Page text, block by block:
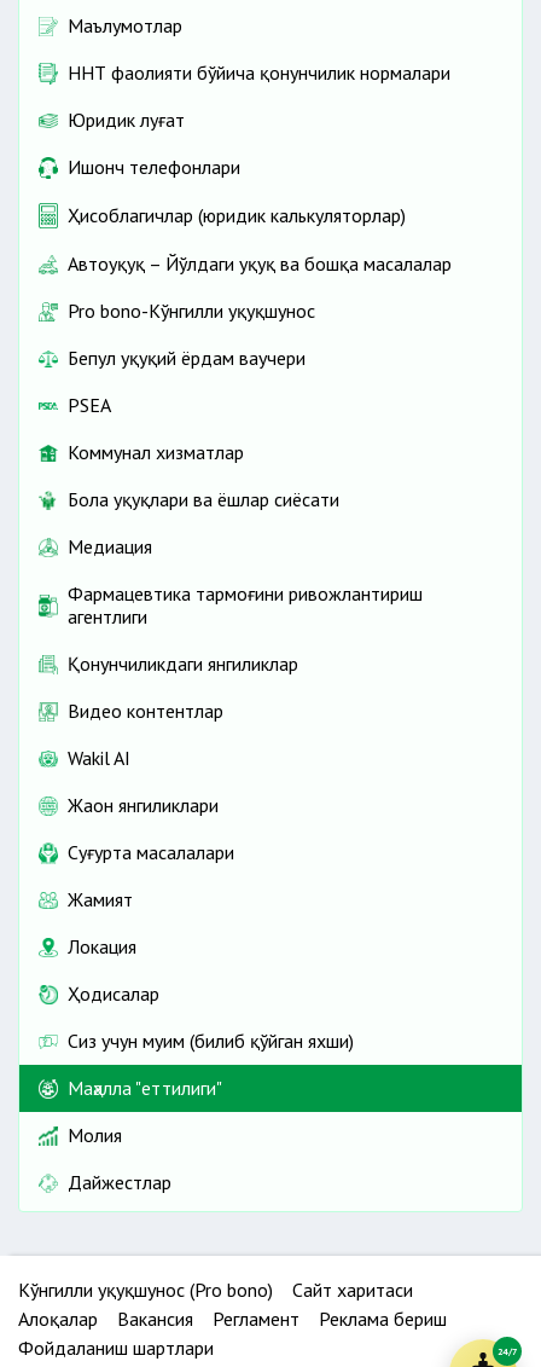
Маълумотлар
ННТ фаолияти бўйича қонунчилик нормалари
Юридик луғат
Ишонч телефонлари
Ҳисоблагичлар (юридик калькуляторлар)
Автоҳуқуқ – Йўлдаги ҳуқуқ ва бошқа масалалар
Pro bono-Кўнгилли ҳуқуқшунос
Бепул ҳуқуқий ёрдам ваучери
PSEA
Коммунал хизматлар
Бола ҳуқуқлари ва ёшлар сиёсати
Медиация
Фармацевтика тармоғини ривожлантириш
агентлиги
Қонунчиликдаги янгиликлар
Видео контентлар
Wakil AI
Жаҳон янгиликлари
Cуғурта масалалари
Жамият
Локация
Ҳодисалар
Сиз учун муҳим (билиб қўйган яхши)
Маҳалла "еттилиги"
Молия
Дайжестлар
Кўнгилли ҳуқуқшунос (Pro bono)
Сайт харитаси
Алоқалар
Вакансия Регламент
Реклама бериш
Фойдаланиш шартлари
24/7